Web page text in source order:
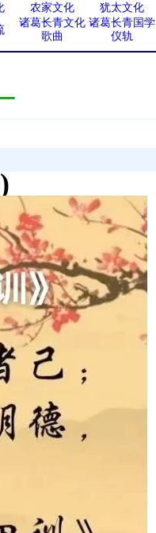
农家文化 犹太文化
诸葛长青文化
歌曲
诸葛长青国学
仪轨